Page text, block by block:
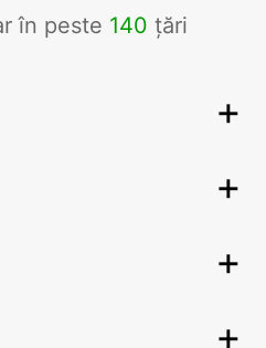
în peste 140 țări